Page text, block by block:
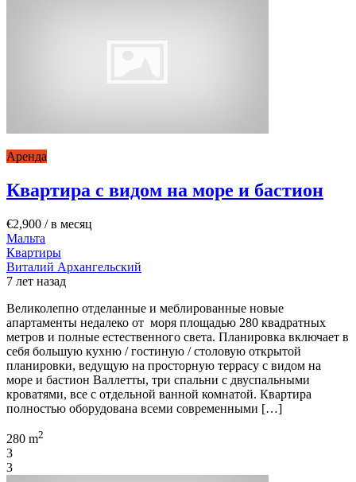
Аренда
Квартира с видом на море и бастион
€2,900 / в месяц
Мальта
Квартиры
Виталий Архангельский
7 лет назад
Великолепно отделанные и меблированные новые
апартаменты недалеко от моря площадью 280 квадратных
метров и полные естественного света. Планировка включает в
себя большую кухню / гостиную / столовую открытой
планировки, ведущую на просторную террасу с видом на
море и бастион Валлетты, три спальни с двуспальными
кроватями, все с отдельной ванной комнатой. Квартира
полностью оборудована всеми современными […]
280 m2
3
3